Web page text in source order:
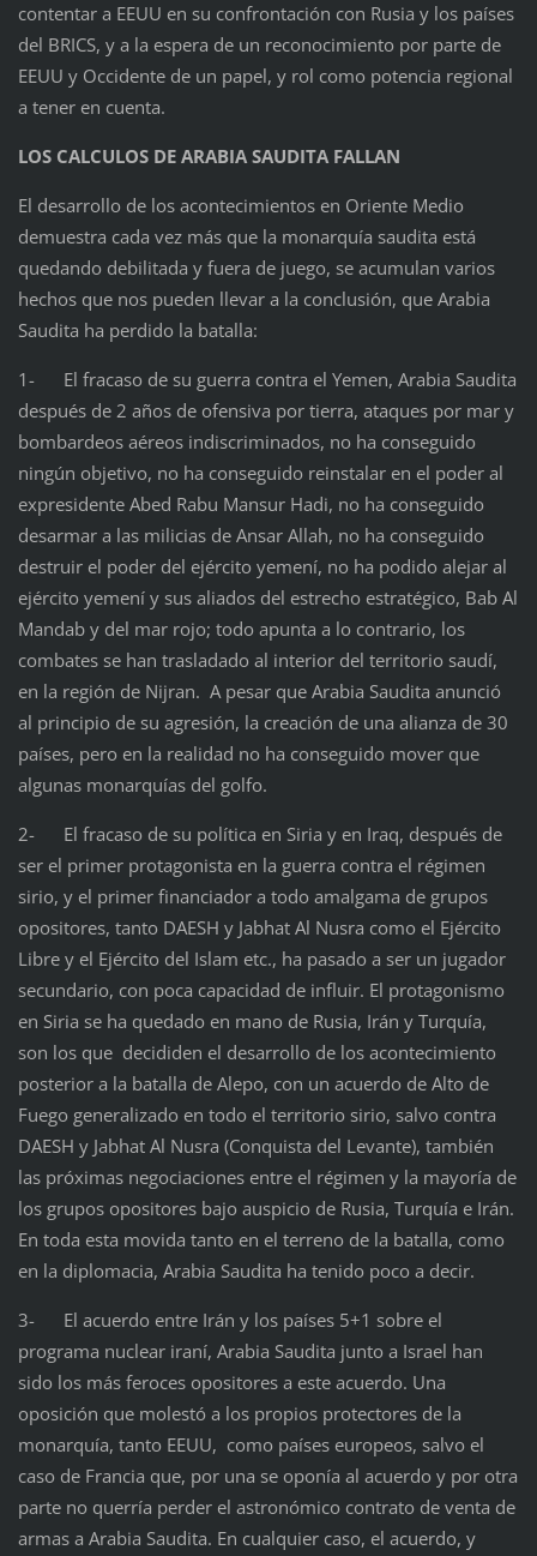
contentar a EEUU en su confrontación con Rusia y los países
del BRICS, y a la espera de un reconocimiento por parte de
EEUU y Occidente de un papel, y rol como potencia regional
a tener en cuenta.
LOS CALCULOS DE ARABIA SAUDITA FALLAN
El desarrollo de los acontecimientos en Oriente Medio
demuestra cada vez más que la monarquía saudita está
quedando debilitada y fuera de juego, se acumulan varios
hechos que nos pueden llevar a la conclusión, que Arabia
Saudita ha perdido la batalla:
1- El fracaso de su guerra contra el Yemen, Arabia Saudita
después de 2 años de ofensiva por tierra, ataques por mar y
bombardeos aéreos indiscriminados, no ha conseguido
ningún objetivo, no ha conseguido reinstalar en el poder al
expresidente Abed Rabu Mansur Hadi, no ha conseguido
desarmar a las milicias de Ansar Allah, no ha conseguido
destruir el poder del ejército yemení, no ha podido alejar al
ejército yemení y sus aliados del estrecho estratégico, Bab Al
Mandab y del mar rojo; todo apunta a lo contrario, los
combates se han trasladado al interior del territorio saudí,
en la región de Nijran. A pesar que Arabia Saudita anunció
al principio de su agresión, la creación de una alianza de 30
países, pero en la realidad no ha conseguido mover que
algunas monarquías del golfo.
2- El fracaso de su política en Siria y en Iraq, después de
ser el primer protagonista en la guerra contra el régimen
sirio, y el primer financiador a todo amalgama de grupos
opositores, tanto DAESH y Jabhat Al Nusra como el Ejército
Libre y el Ejército del Islam etc., ha pasado a ser un jugador
secundario, con poca capacidad de influir. El protagonismo
en Siria se ha quedado en mano de Rusia, Irán y Turquía,
son los que decididen el desarrollo de los acontecimiento
posterior a la batalla de Alepo, con un acuerdo de Alto de
Fuego generalizado en todo el territorio sirio, salvo contra
DAESH y Jabhat Al Nusra (Conquista del Levante), también
las próximas negociaciones entre el régimen y la mayoría de
los grupos opositores bajo auspicio de Rusia, Turquía e Irán.
En toda esta movida tanto en el terreno de la batalla, como
en la diplomacia, Arabia Saudita ha tenido poco a decir.
3- El acuerdo entre Irán y los países 5+1 sobre el
programa nuclear iraní, Arabia Saudita junto a Israel han
sido los más feroces opositores a este acuerdo. Una
oposición que molestó a los propios protectores de la
monarquía, tanto EEUU, como países europeos, salvo el
caso de Francia que, por una se oponía al acuerdo y por otra
parte no querría perder el astronómico contrato de venta de
armas a Arabia Saudita. En cualquier caso, el acuerdo, y